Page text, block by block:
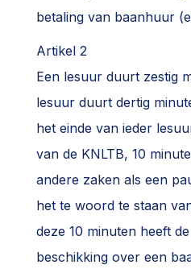
betaling van baanhuur
Artikel 2
Een lesuur duurt zestig
lesuur duurt dertig
het einde van ieder
van de KNLTB, 10
andere zaken als een
het te woord te staan
deze 10 minuten heeft
beschikking over een